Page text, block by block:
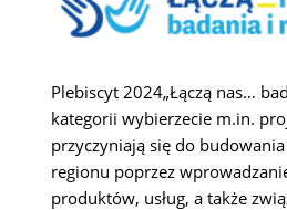
Plebiscyt 2024„Łączą nas…
kategorii wybierzecie m.in.
przyczyniają się do
regionu poprzez
produktów, usług, a także